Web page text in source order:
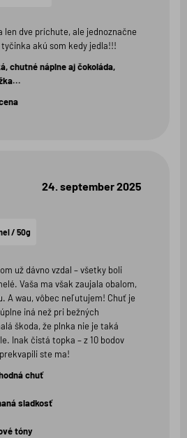
len dve príchute, ale jednoznačne
akú som kedy jedla!!!
chutné náplne aj čokoláda,
/ 50g
24. september 2025
už dávno vzdal – všetky boli
Vaša ma však zaujala obalom,
A wau, vôbec neľutujem! Chuť je
iná než pri bežných
škoda, že plnka nie je taká
Inak čistá topka – z 10 bodov
ste ma!
chuť
sladkosť
tóny